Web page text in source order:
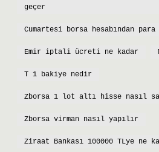
geçer
Cumartesi borsa hesabından
Emir iptali ücreti ne kadar
T 1 bakiye nedir
Zborsa 1 lot altı hisse nasıl
Zborsa virman nasıl yapılır
Ziraat Bankası 100000 TLye ne